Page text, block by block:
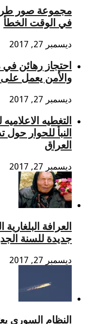
مجموعة صور
في الوقت الخطأ
ديسمبر 27, 2017
احتجاز رهائن
والأمن يعمل
ديسمبر 27, 2017
التغطيه
النبأ للحوار
العراق
ديسمبر 27, 2017
العرافة
جديدة للسنة
ديسمبر 27, 2017
النظام السوري